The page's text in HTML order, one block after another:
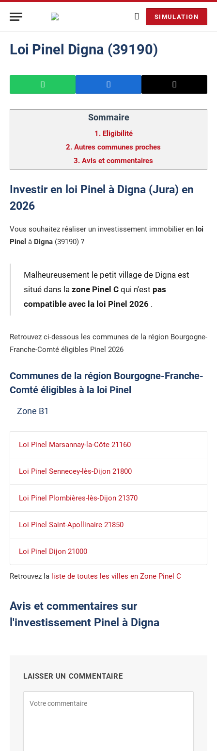
SIMULATION
Loi Pinel Digna (39190)
Sommaire
1. Eligibilité
2. Autres communes proches
3. Avis et commentaires
Investir en loi Pinel à Digna (Jura) en
2026
Vous souhaitez réaliser un investissement immobilier en loi
Pinel à Digna (39190) ?
Malheureusement le petit village de Digna est
situé dans la zone Pinel Cqui n'est pas
compatible avec la loi Pinel 2026 .
Retrouvez ci-dessous les communes de la région Bourgogne-
Franche-Comté éligibles Pinel 2026
Communes de la région Bourgogne-Franche-
Comté éligibles à la loi Pinel
Zone B1
Loi Pinel Marsannay-la-Côte 21160
Loi Pinel Sennecey-lès-Dijon 21800
Loi Pinel Plombières-lès-Dijon 21370
Loi Pinel Saint-Apollinaire 21850
Loi Pinel Dijon 21000
Retrouvez la liste de toutes les villes en Zone Pinel C
Avis et commentaires sur
l'investissement Pinel à Digna
LAISSER UN COMMENTAIRE